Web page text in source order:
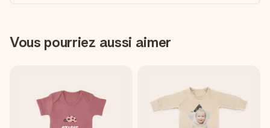
Vous pourriez aussi aimer